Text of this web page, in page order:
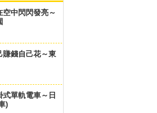
中閃閃發亮～
賺錢自己花～東
單軌電車～日
)